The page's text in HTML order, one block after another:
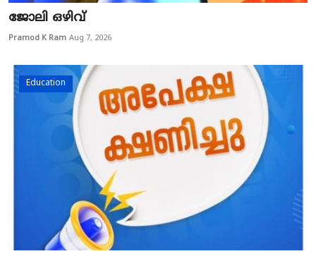
ജോലി ഒഴിവ്
Pramod K Ram Aug 7, 2026
Education